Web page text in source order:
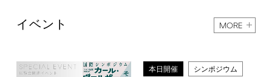
イベント MORE
本日開催 シンポジウム